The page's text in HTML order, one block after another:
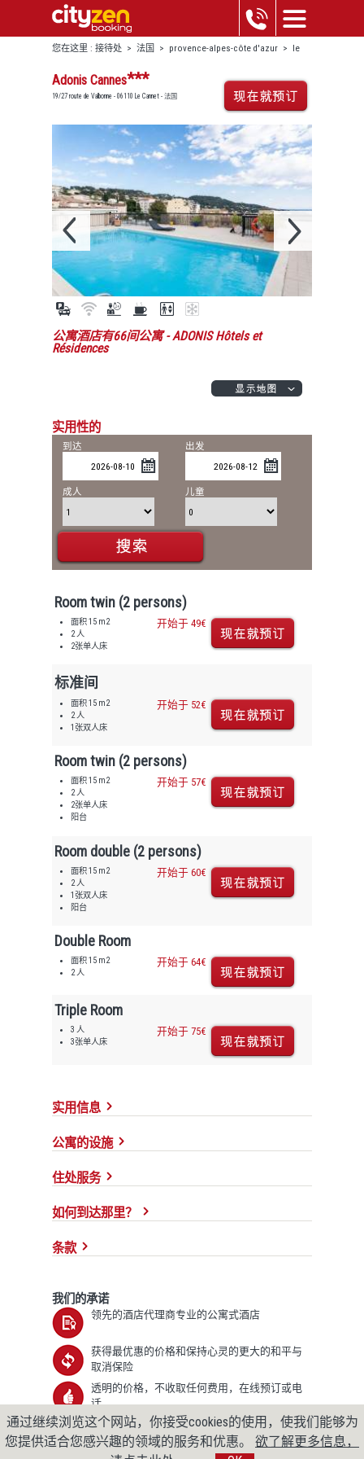
您在这里 : 接待处 > 法国 > provence-alpes-côte d'azur > le
cannet >adonis cannes
Adonis Cannes***
19/27 route de Valbonne - 06110 Le Cannet - 法国
公寓酒店有66间公寓- ADONIS Hôtels et
Résidences
实用性的
到达 出发
成人 儿童
Room twin (2 persons)
面积 15 m2
2 人
2张单人床
开始于 49€
标准间
面积 15 m2
2 人
1张双人床
开始于 52€
Room twin (2 persons)
面积 15 m2
2 人
2张单人床
阳台
开始于 57€
Room double (2 persons)
面积 15 m2
2 人
1张双人床
阳台
开始于 60€
Double Room
面积 15 m2
2 人
开始于 64€
Triple Room
3 人
3张单人床
开始于 75€
实用信息
公寓的设施
住处服务
如何到达那里？
条款
我们的承诺
领先的酒店代理商专业的公寓式酒店
获得最优惠的价格和保持心灵的更大的和平与
取消保险
透明的价格，不收取任何费用，在线预订或电
话
我们使用安全可靠的 128 位 SLL 加密技术对您的
数据进行加密，以保护您的隐私。
通过继续浏览这个网站，你接受cookies的使用，使我们能够为
您提供适合您感兴趣的领域的服务和优惠。 欲了解更多信息，